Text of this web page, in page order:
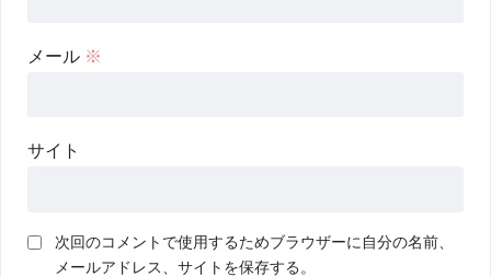
メール ※
サイト
次回のコメントで使用するためブラウザーに自分の名前、
メールアドレス、サイトを保存する。